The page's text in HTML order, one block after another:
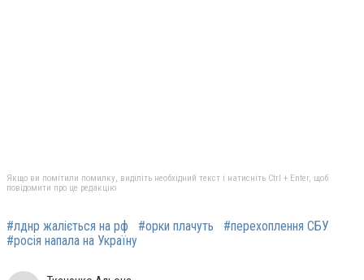
Якщо ви помітили помилку, виділіть необхідний текст і натисніть Ctrl + Enter, щоб
повідомити про це редакцію
#лднр жаліється на рф #орки плачуть
#перехоплення СБУ
#росія напала на Україну